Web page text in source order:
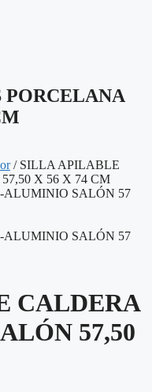
/ SILLA APILABLE
X 56 X 74 CM
CALDERA
57,50